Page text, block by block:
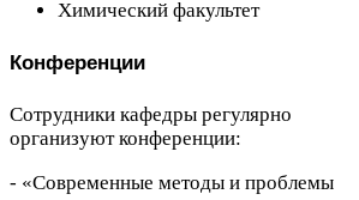
Химический факультет
Конференции
Сотрудники кафедры регулярно
организуют конференции:
- «Современные методы и проблемы